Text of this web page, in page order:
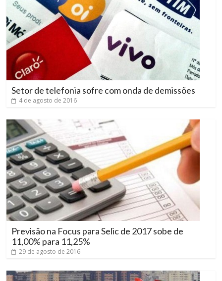
Setor de telefonia sofre com onda de demissões
4 de agosto de 2016
Previsão na Focus para Selic de 2017 sobe de
11,00% para 11,25%
29 de agosto de 2016